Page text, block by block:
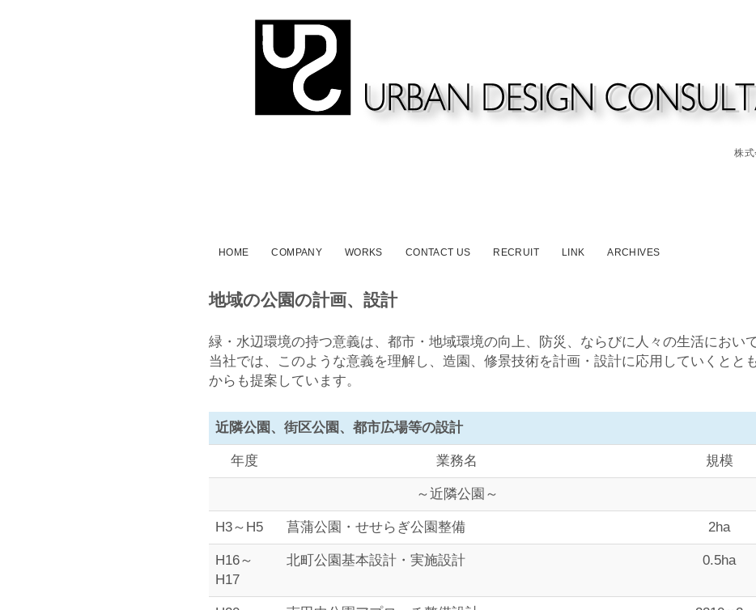
株
式
社
ア
ー
バ
ン
株式
HOME COMPANY WORKS CONTACT US RECRUIT LINK ARCHIVES
地域の公園の計画、設計
緑・水辺環境の持つ意義は、都市・地域環境の向上、防災、ならびに人々の生活におい
当社では、このような意義を理解し、造園、修景技術を計画・設計に応用していくとと
からも提案しています。
近隣公園、街区公園、都市広場等の設計
年度 業務名 規模
～近隣公園～
H3～H5 菖蒲公園・せせらぎ公園整備 2ha
H16～
H17
北町公園基本設計・実施設計 0.5ha